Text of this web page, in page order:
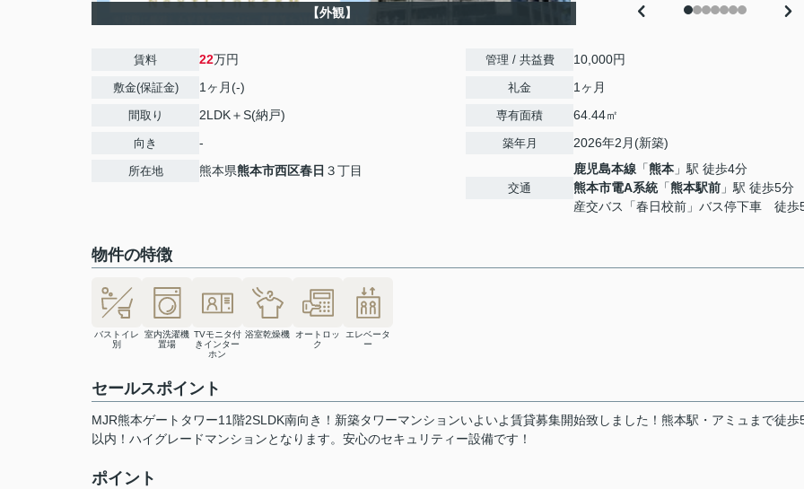
【外観】
賃料 22万円
敷金(保証金) 1ヶ月(-)
間取り 2LDK＋S(納戸)
向き -
所在地 熊本県熊本市西区春日 ３丁目
管理 / 共益費 10,000円
礼金 1ヶ月
専有面積 64.44㎡
築年月 2026年2月(新築)
交通
鹿児島本線 「熊本 」駅 徒歩4分
熊本市電A系統「熊本駅前 」駅 徒歩5分
産交バス「春日校前」バス停下車 徒歩
物件の特徴
バストイレ
別
室内洗濯機
置場
TVモニタ付
きインター
ホン
浴室乾燥機
オートロッ
ク
エレベータ
ー
セールスポイント
MJR熊本ゲートタワー11階2SLDK南向き！新築タワーマンションいよいよ賃貸募集開始致しました！熊本駅・アミュまで徒歩
以内！ハイグレードマンションとなります。安心のセキュリティー設備です！
ポイント